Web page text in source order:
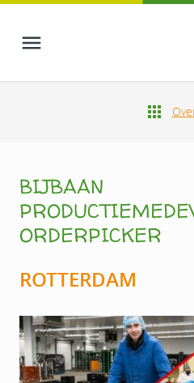
BIJBAAN
ORDERPICKER
ROTTERDAM